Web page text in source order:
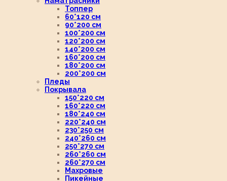
Топпер
60*120 см
90*200 см
100*200 см
120*200 см
140*200 см
160*200 см
180*200 см
200*200 см
Пледы
Покрывала
150*220 см
160*220 см
180*240 см
220*240 см
230*250 см
240*260 см
250*270 см
260*260 см
260*270 см
Махровые
Пикейные